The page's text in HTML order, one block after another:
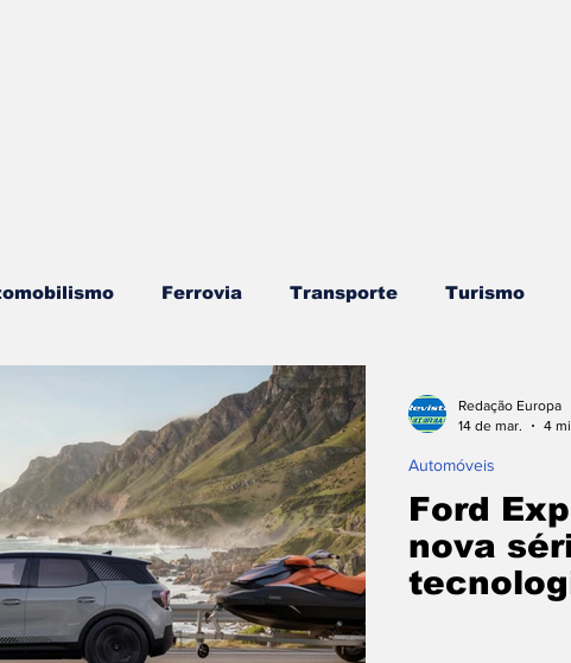
Ferrovia Transporte Turismo
Náutica Testes e Comparativos
Videojogos/Tecnologia Vídeo Blog - Sobre
Hobby Combustíveis e Lubrificantes Segurança
Ford
nova
Automóveis
Redação Europa
14 de mar.
4